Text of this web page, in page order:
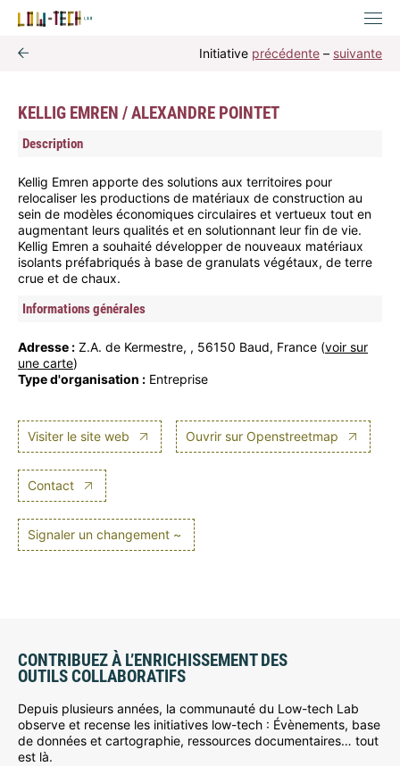
Initiative précédente – suivante
KELLIG EMREN / ALEXANDRE POINTET
Description
Kellig Emren apporte des solutions aux territoires pour
relocaliser les productions de matériaux de construction au
sein de modèles économiques circulaires et vertueux tout en
augmentant leurs qualités et en solutionnant leur fin de vie.
Kellig Emren a souhaité développer de nouveaux matériaux
isolants préfabriqués à base de granulats végétaux, de terre
crue et de chaux.
Informations générales
Adresse : Z.A. de Kermestre, , 56150 Baud, France (voir sur
une carte)
Type d'organisation : Entreprise
Visiter le site web Ouvrir sur Openstreetmap
Contact
Signaler un changement ~
CONTRIBUEZ À L’ENRICHISSEMENT DES
OUTILS COLLABORATIFS
Depuis plusieurs années, la communauté du Low-tech Lab
observe et recense les initiatives low-tech : Évènements, base
de données et cartographie, ressources documentaires… tout
est là.